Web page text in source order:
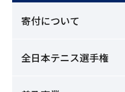
寄付について
全日本テニス選手権